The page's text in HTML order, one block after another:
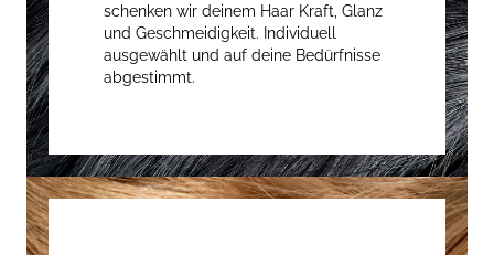
schenken wir deinem Haar Kraft, Glanz
und Geschmeidigkeit. Individuell
ausgewählt und auf deine Bedürfnisse
abgestimmt.